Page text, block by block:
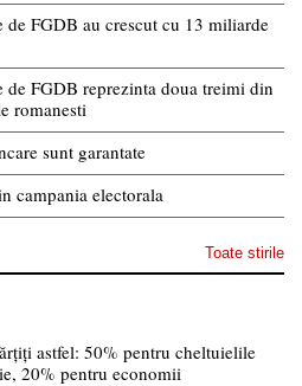
de FGDB au crescut cu 13 miliarde
de FGDB reprezinta doua treimi din
romanesti
sunt garantate
campania electorala
Toate stirile
astfel: 50% pentru cheltuielile
20% pentru economii